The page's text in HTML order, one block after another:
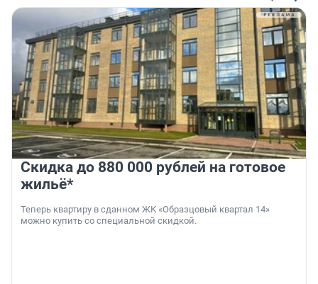
Скидка до 880 000 рублей на готовое
жильё*
Теперь квартиру в сданном ЖК «Образцовый квартал 14»
можно купить со специальной скидкой.